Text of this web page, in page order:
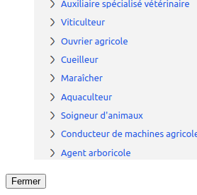
Fermer